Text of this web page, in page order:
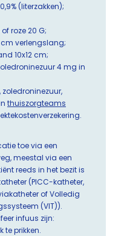
(literzakken);
roze 20 G;
verlengslang;
10x12 cm;
4 mg in
thuiszorgteams
toe via een
meestal via een
reeds in het bezit is
(PICC-katheter,
of Volledig
(VIT)).
infuus zijn:
te prikken.